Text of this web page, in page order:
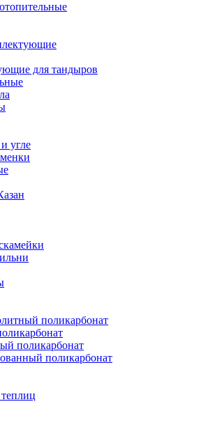
для тандыров
угле
поликарбонат
поликарбонат
поликарбонат